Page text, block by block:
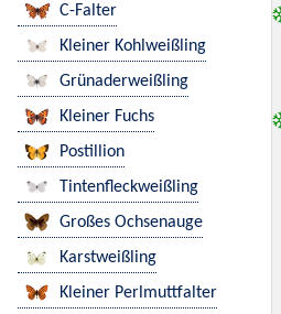
C-Falter
Kleiner Kohlweißling
Grünaderweißling
Kleiner Fuchs
Postillion
Tintenfleckweißling
Großes Ochsenauge
Karstweißling
Kleiner Perlmuttfalter